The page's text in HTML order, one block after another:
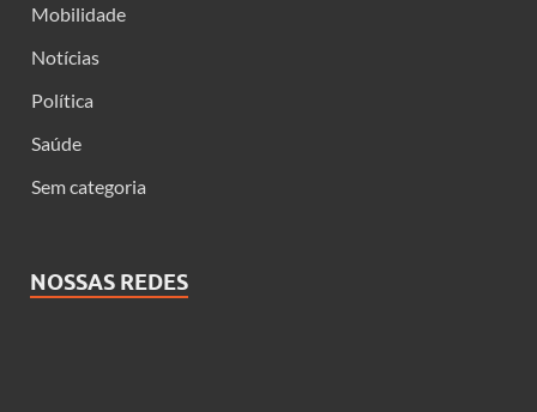
Mobilidade
Notícias
Política
Saúde
Sem categoria
NOSSAS REDES